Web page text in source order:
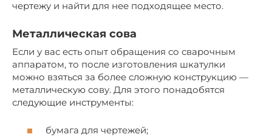
чертежу и найти для нее подходящее место.
Металлическая сова
Если у вас есть опыт обращения со сварочным
аппаратом, то после изготовления шкатулки
можно взяться за более сложную конструкцию —
металлическую сову. Для этого понадобятся
следующие инструменты:
бумага для чертежей;